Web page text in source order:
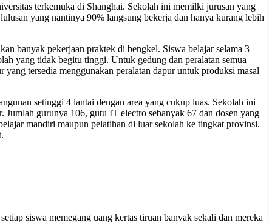
terkemuka di Shanghai. Sekolah ini memilki jurusan yang
yang nantinya 90% langsung bekerja dan hanya kurang lebih
banyak pekerjaan praktek di bengkel. Siswa belajar selama 3
yang tidak begitu tinggi. Untuk gedung dan peralatan semua
tersedia menggunakan peralatan dapur untuk produksi masal
setinggi 4 lantai dengan area yang cukup luas. Sekolah ini
gurunya 106, gutu IT electro sebanyak 67 dan dosen yang
mandiri maupun pelatihan di luar sekolah ke tingkat provinsi.
siswa memegang uang kertas tiruan banyak sekali dan mereka